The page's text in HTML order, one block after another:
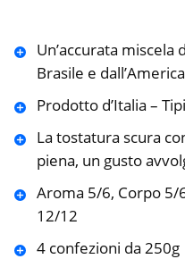
Un’accurata
Brasile e
Prodotto d’Italia –
La tostatura scura
piena, un gusto
Aroma 5/6, Corpo 5/
12/12
4 confezioni da 250g